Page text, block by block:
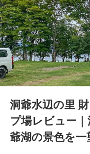
洞爺水辺の里
プ場レビュー
爺湖の景色を一